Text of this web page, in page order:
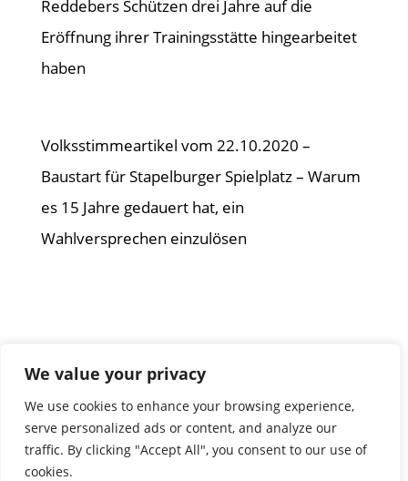
We value your privacy
We use cookies to enhance your browsing experience,
serve personalized ads or content, and analyze our
traffic. By clicking "Accept All", you consent to our use of
cookies.
Reddebers Schützen drei Jahre auf die
Eröffnung ihrer Trainingsstätte hingearbeitet
haben
Volksstimmeartikel vom 22.10.2020 –
Baustart für Stapelburger Spielplatz – Warum
es 15 Jahre gedauert hat, ein
Wahlversprechen einzulösen